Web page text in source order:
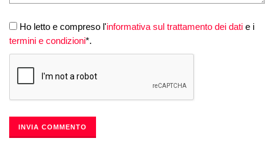
Ho letto e compreso l'informativa sul trattamento dei dati e i
termini e condizioni*.